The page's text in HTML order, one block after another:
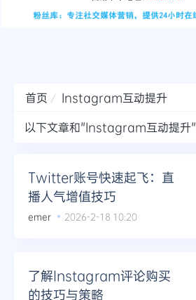
首页
Instagram互动提升
以下文章和"Instagram互动提升"
Twitter账号快速起飞：直
播人气增值技巧
emer 2026-2-18 10:20
了解Instagram评论购买
的技巧与策略